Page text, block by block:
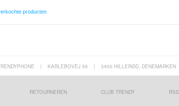
producten
| KARLEBOVEJ 59 | 3400 HILLERØD, DENEMARKEN
RETOURNEREN CLUB TRENDY RSS